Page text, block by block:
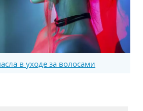
в уходе за волосами